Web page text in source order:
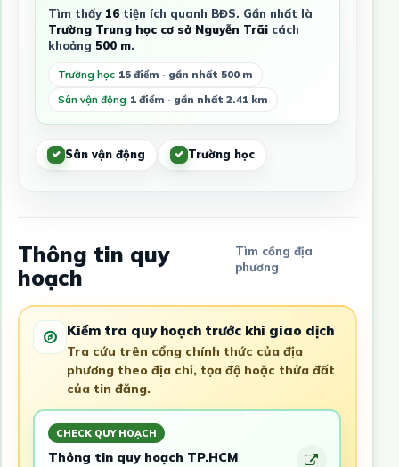
Tìm thấy 16tiện ích quanh BĐS. Gần nhất là
Trường Trung học cơ sở Nguyễn Trãicách
khoảng 500 m.
Trường học 15 điểm · gần nhất 500 m
Sân vận động 1 điểm · gần nhất 2.41 km
Sân vận động Trường học
Thông tin quy
hoạch
Tìm cổng địa
phương
Kiểm tra quy hoạch trước khi giao dịch
Tra cứu trên cổng chính thức của địa
phương theo địa chỉ, tọa độ hoặc thửa đất
của tin đăng.
CHECK QUY HOẠCH
Thông tin quy hoạch TP.HCM